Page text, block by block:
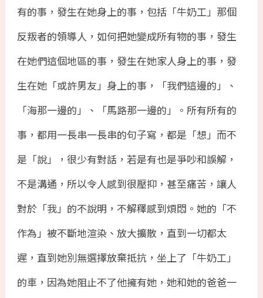
有的事，發生在她身上的事，包括「牛奶工」那個
反叛者的領導人，如何把她變成所有物的事，發生
在她們這個地區的事，發生在她家人身上的事，發
生在她「或許男友」身上的事，「我們這邊的」、
「海那一邊的」、「馬路那一邊的」。所有所有的
事，都用一長串一長串的句子寫，都是「想」而不
是「說」，很少有對話，若是有也是爭吵和誤解，
不是溝通，所以令人感到很壓抑，甚至痛苦，讓人
對於「我」的不說明，不解䆁感到煩悶。她的「不
作為」被不斷地渲染、放大擴散，直到一切都太
遲，直到她別無選擇放棄抵抗，坐上了「牛奶工」
的車，因為她阻止不了他擁有她，她和她的爸爸一